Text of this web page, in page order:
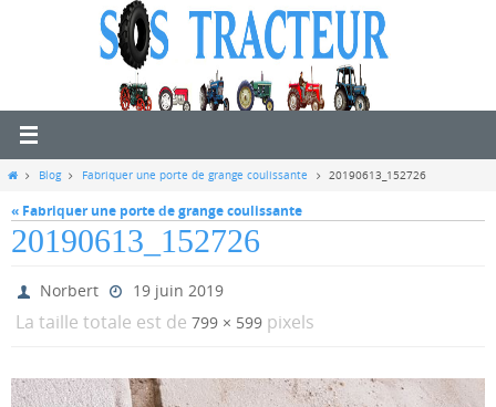
HomeBlog Fabriquer une porte de grange coulissante 20190613_152726
« Fabriquer une porte de grange coulissante
20190613_152726
Norbert 19 juin 2019
La taille totale est de 799 × 599 pixels